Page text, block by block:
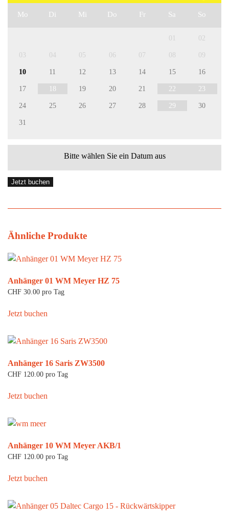
Mo Di Mi Do Fr Sa So
01 02
03 04 05 06 07 08 09
10 11 12 13 14 15 16
17 18 19 20 21 22 23
24 25 26 27 28 29 30
31
Bitte wählen Sie ein Datum aus
Jetzt buchen
Ähnliche Produkte
Anhänger 01 WM Meyer HZ 75
CHF 30.00 pro Tag
Jetzt buchen
Anhänger 16 Saris ZW3500
CHF 120.00 pro Tag
Jetzt buchen
Anhänger 10 WM Meyer AKB/1
CHF 120.00 pro Tag
Jetzt buchen